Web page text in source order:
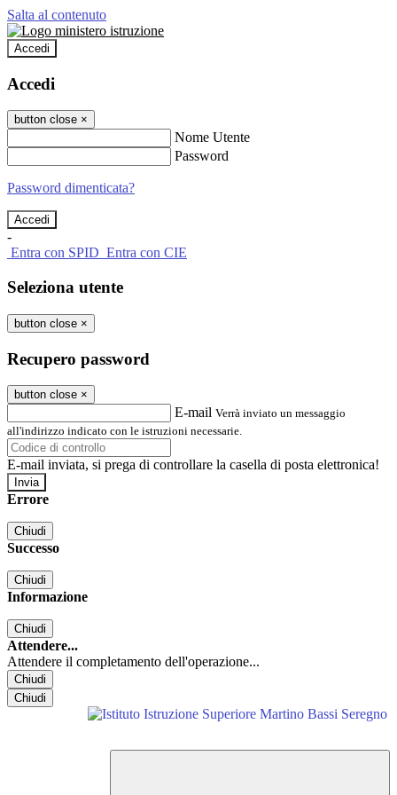
Salta al contenuto
Accedi
Accedi
button close ×
Nome Utente
Password
Password dimenticata?
-
Entra con SPID Entra con CIE
Seleziona utente
button close ×
Recupero password
button close ×
E-mail Verrà inviato un messaggio
all'indirizzo indicato con le istruzioni necessarie.
E-mail inviata, si prega di controllare la casella di posta elettronica!
Errore
Chiudi
Successo
Chiudi
Informazione
Chiudi
Attendere...
Attendere il completamento dell'operazione...
Chiudi
Chiudi